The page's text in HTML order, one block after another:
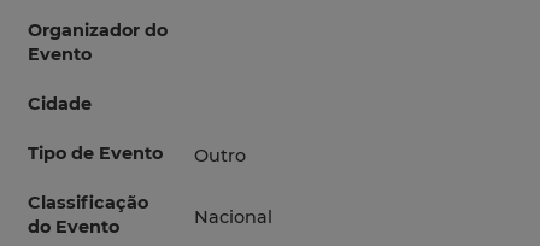
Organizador do
Evento
Cidade
Tipo de Evento Outro
Classificação
do Evento
Nacional